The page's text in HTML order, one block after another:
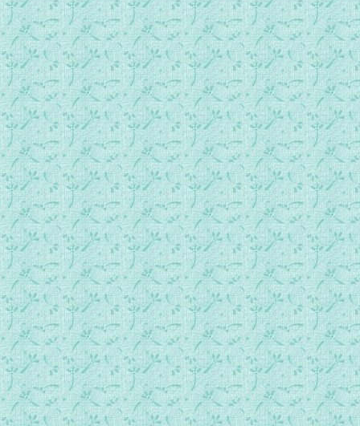
322_全心仰望.mp3
323_主，我是你的化工.mp3
324_双目常注视着耶稣（圣经节录）.mp3
325_十字架.mp3
326_背着十字架跟随主(圣经节录）.mp3
327_仰赖上主（圣经节录）.mp3
328_在绝望中，仍怀着希望而相信（圣经节录）.mp3
329_有了主就满足.mp3
330_他若呼求我，我必应允他（圣经节录）.mp3
331_辣步尼（圣经节录）.mp3
332_求你拯救迷途的灵魂.mp3
333_基督信仰不可夺.mp3
334_圣洁的羔羊.mp3
335_宣扬主名.mp3
336_永远大司祭.mp3